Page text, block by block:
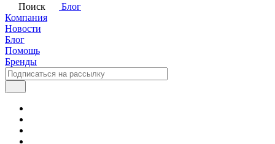
Поиск
Блог
Компания
Новости
Блог
Помощь
Бренды